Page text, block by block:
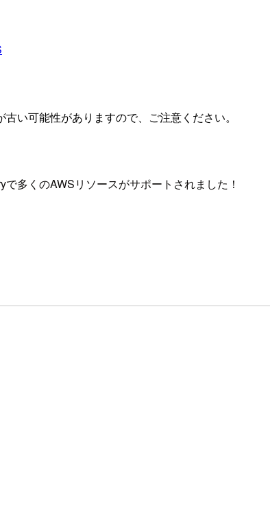
い可能性がありますので、ご注意ください。
多くのAWSリソースがサポートされました！